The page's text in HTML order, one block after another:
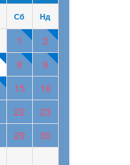
Сб Нд
1
2
8
9
15
16
22
23
29
30